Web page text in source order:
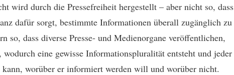
wird durch die Pressefreiheit hergestellt – aber nicht so, dass
dafür sorgt, bestimmte Informationen überall zugänglich zu
so, dass diverse Presse- und Medienorgane veröffentlichen,
wodurch eine gewisse Informationspluralität entsteht und jeder
kann, worüber er informiert werden will und worüber nicht.